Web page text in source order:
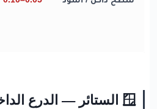
🪟 الستائر — الدرع الداخلي الأرخص